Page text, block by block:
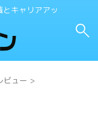
キャリアアッ
ビュー >